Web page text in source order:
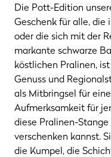
Die Pott-Edition
Geschenk für alle, die
oder die sich mit der
markante schwarze
köstlichen Pralinen,
Genuss und
als Mitbringsel für
Aufmerksamkeit für
diese Pralinen-
verschenken kannst.
die Kumpel, die